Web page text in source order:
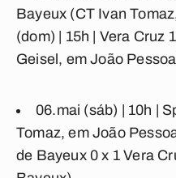
Bayeux (CT Ivan
(dom) | 15h | Vera Cruz
Geisel, em João
06.mai (sáb) | 10h |
Tomaz, em João
de Bayeux 0 x 1 Vera